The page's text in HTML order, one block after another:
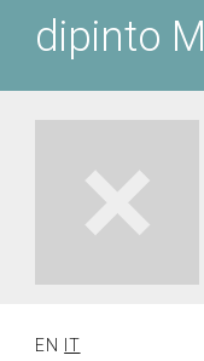
dipinto
EN IT